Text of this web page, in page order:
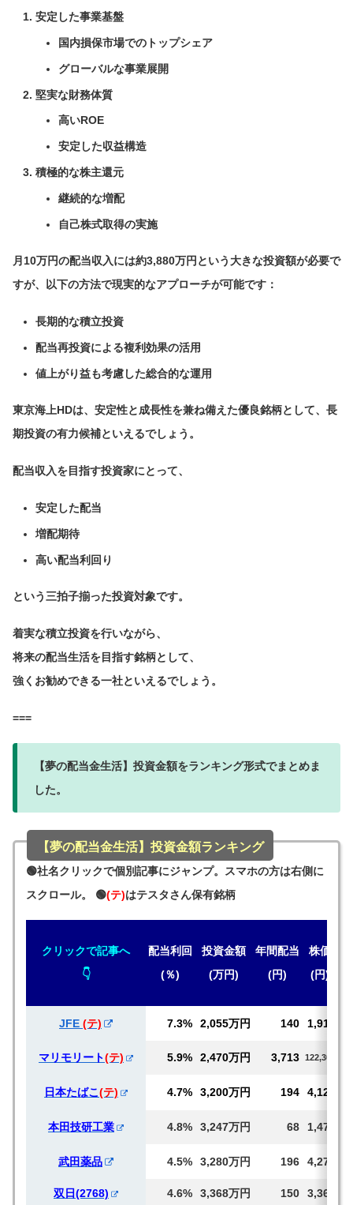
安定した事業基盤
国内損保市場でのトップシェア
グローバルな事業展開
堅実な財務体質
高いROE
安定した収益構造
積極的な株主還元
継続的な増配
自己株式取得の実施
月10万円の配当収入には約3,880万円という大きな投資額が必要で
すが、以下の方法で現実的なアプローチが可能です：
長期的な積立投資
配当再投資による複利効果の活用
値上がり益も考慮した総合的な運用
東京海上HDは、安定性と成長性を兼ね備えた優良銘柄として、長
期投資の有力候補といえるでしょう。
配当収入を目指す投資家にとって、
安定した配当
増配期待
高い配当利回り
という三拍子揃った投資対象です。
着実な積立投資を行いながら、
将来の配当生活を目指す銘柄として、
強くお勧めできる一社といえるでしょう。
===
【夢の配当金生活】投資金額をランキング形式でまとめま
した。
【夢の配当金生活】投資金額ランキング
🟢社名クリックで個別記事にジャンプ。スマホの方は右側に
スクロール。 🟢(テ)はテスタさん保有銘柄
クリックで記事へ
👇
配当利回
(％)
投資金額
(万円)
年間配当
(円)
株価
(円)
JFE (テ) 7.3% 2,055万円 140 1,917
マリモリート(テ) 5.9% 2,470万円 3,713 122,300
日本たばこ(テ) 4.7% 3,200万円 194 4,122
本田技研工業 4.8% 3,247万円 68 1,472
武田薬品 4.5% 3,280万円 196 4,271
双日(2768) 4.6% 3,368万円 150 3,368